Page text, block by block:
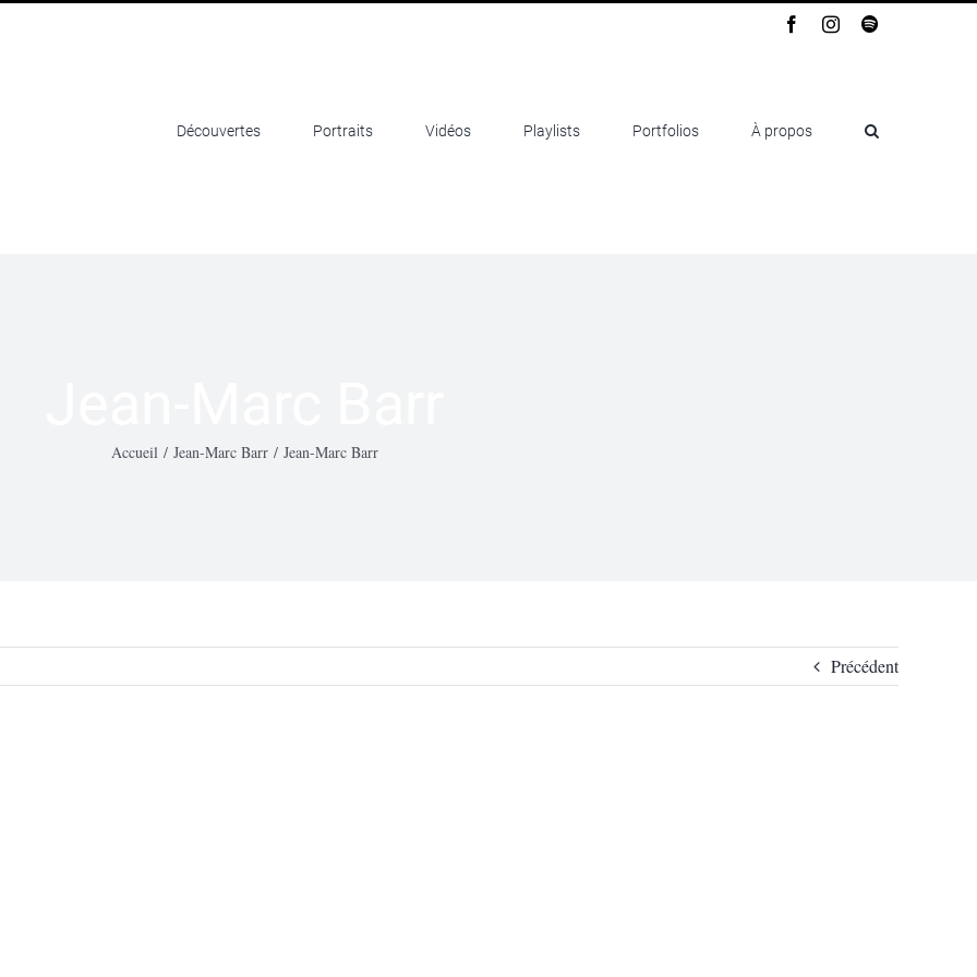
FacebookInstagram
Découvertes Portraits Vidéos Playlists Portfolios À propos
Accueil / Jean-Marc Barr / Jean-Marc Barr
Précédent